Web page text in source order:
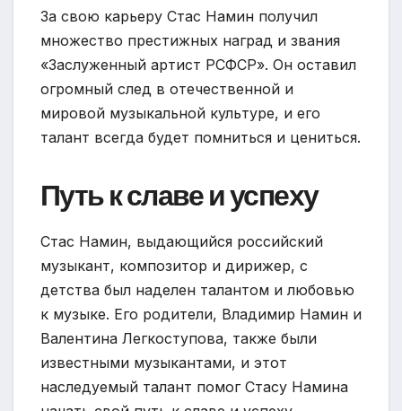
За свою карьеру Стас Намин получил
множество престижных наград и звания
«Заслуженный артист РСФСР». Он оставил
огромный след в отечественной и
мировой музыкальной культуре, и его
талант всегда будет помниться и цениться.
Путь к славе и успеху
Стас Намин, выдающийся российский
музыкант, композитор и дирижер, с
детства был наделен талантом и любовью
к музыке. Его родители, Владимир Намин и
Валентина Легкоступова, также были
известными музыкантами, и этот
наследуемый талант помог Стасу Намина